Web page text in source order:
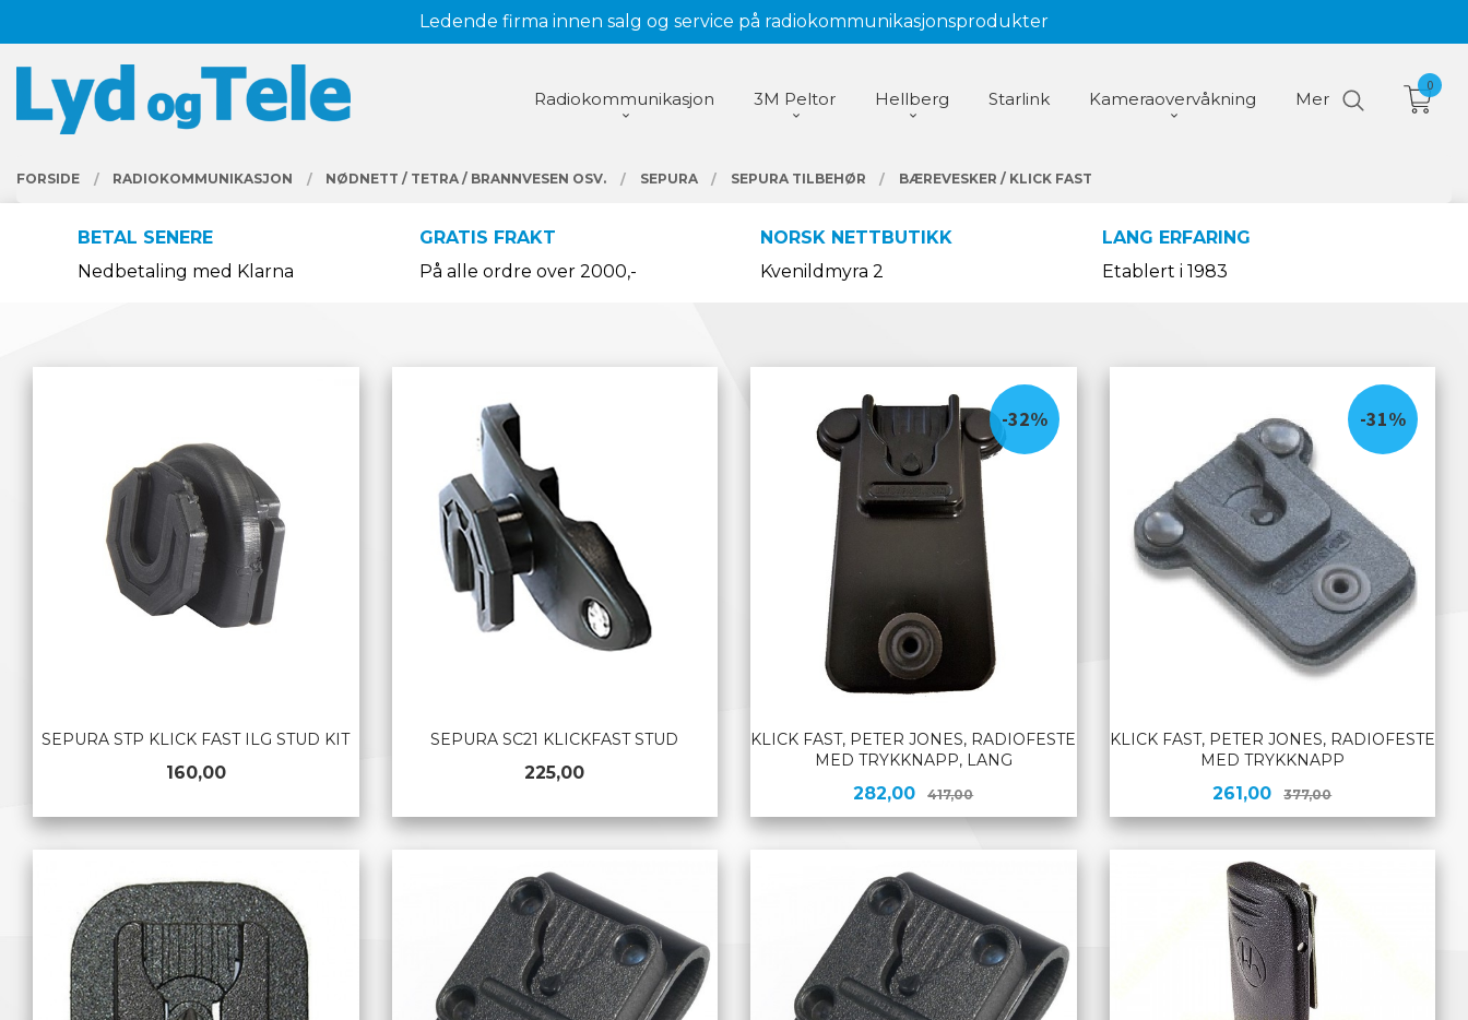
til
innholdet
Ledende firma innen salg og service på radiokommunikasjonsprodukter
PRODUKTER
Radiokommunikasjon 3M Peltor Hellberg Starlink Kameraovervåkning Mer
0
FORSIDE RADIOKOMMUNIKASJON NØDNETT / TETRA / BRANNVESEN OSV. SEPURA SEPURA TILBEHØR BÆREVESKER / KLICK FAST
BETAL SENERE
Nedbetaling med Klarna
GRATIS FRAKT
På alle ordre over 2000,-
NORSK NETTBUTIKK
Kvenildmyra 2
LANG ERFARING
Etablert i 1983
SEPURA STP KLICK FAST ILG STUD KIT
Pris
160,00
SEPURA SC21 KLICKFAST STUD
Pris
225,00
KLICK FAST, PETER JONES, RADIOFESTE
MED TRYKKNAPP, LANG
Tilbud
282,00 417,00Rabatt
-32%
KLICK FAST, PETER JONES, RADIOFESTE
MED TRYKKNAPP
Tilbud
261,00 377,00Rabatt
-31%